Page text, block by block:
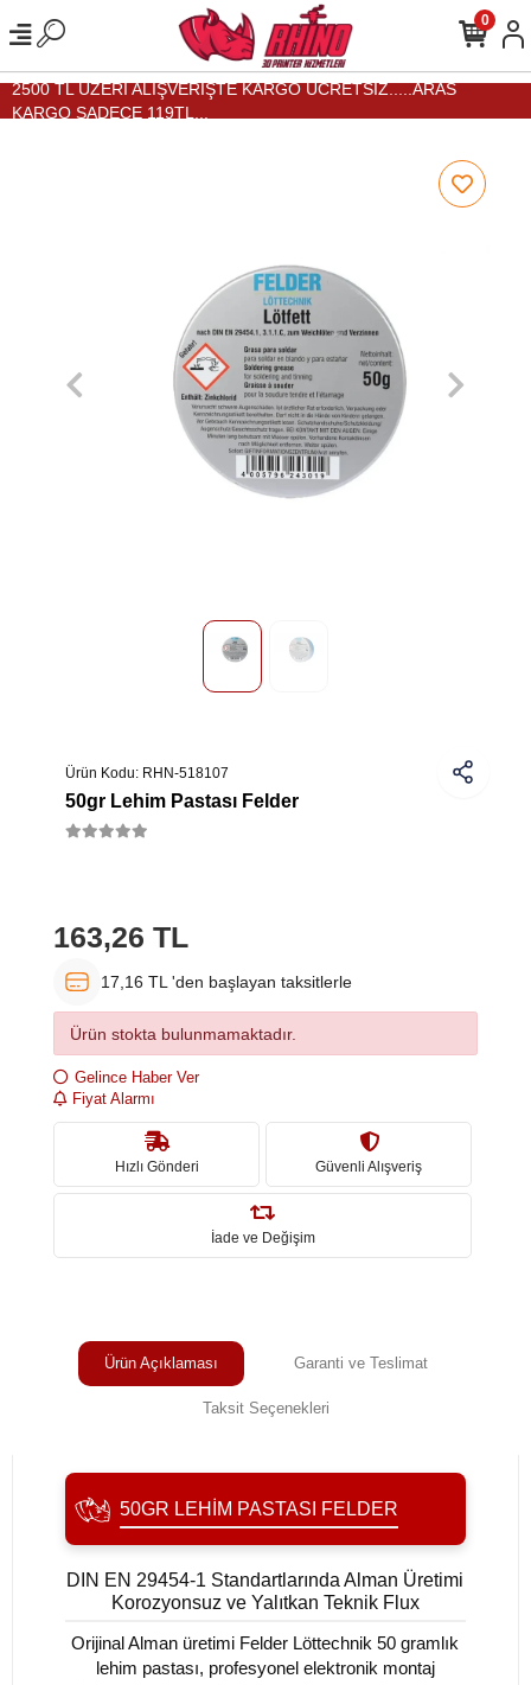
2500 TL ÜZERİ ALIŞVERİŞTE KARGO ÜCRETSİZ.....ARAS
KARGO SADECE 119TL...
0
Ürün Kodu: RHN-518107
50gr Lehim Pastası Felder
163,26 TL
17,16 TL 'den başlayan taksitlerle
Ürün stokta bulunmamaktadır.
Gelince Haber Ver
Fiyat Alarmı
Hızlı Gönderi Güvenli Alışveriş
İade ve Değişim
Ürün Açıklaması Garanti ve Teslimat
Taksit Seçenekleri
50GR LEHIM PASTASI FELDER
DIN EN 29454-1 Standartlarında Alman Üretimi
Korozyonsuz ve Yalıtkan Teknik Flux
Orijinal Alman üretimi Felder Löttechnik 50 gramlık
lehim pastası, profesyonel elektronik montaj